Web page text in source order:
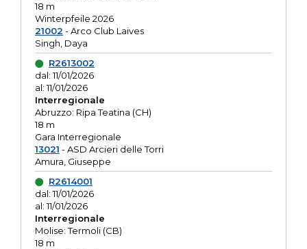
18 m
Winterpfeile 2026
21002 - Arco Club Laives
Singh, Daya
R2613002
dal: 11/01/2026
al: 11/01/2026
Interregionale
Abruzzo: Ripa Teatina (CH)
18 m
Gara Interregionale
13021 - ASD Arcieri delle Torri
Amura, Giuseppe
R2614001
dal: 11/01/2026
al: 11/01/2026
Interregionale
Molise: Termoli (CB)
18 m